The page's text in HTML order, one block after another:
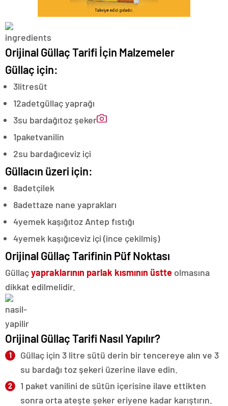
Orijinal Güllaç Tarifi İçin Malzemeler
Güllaç için:
3litresüt
12adetgüllaç yaprağı
3su bardağıtoz şeker
1paketvanilin
2su bardağıceviz içi
Güllacın üzeri için:
8adetçilek
8adettaze nane yaprakları
4yemek kaşığıtoz Antep fıstığı
4yemek kaşığıceviz içi (ince çekilmiş)
Orijinal Güllaç Tarifinin Püf Noktası
Güllaçyapraklarının parlak kısmının üstte olmasına
dikkat edilmelidir.
Orijinal Güllaç Tarifi Nasıl Yapılır?
Güllaç için 3 litre sütü derin bir tencereye alın ve 3
su bardağı toz şekeri üzerine ilave edin.
1 paket vanilini de sütün içerisine ilave ettikten
sonra orta ateşte şeker eriyene kadar karıştırın.